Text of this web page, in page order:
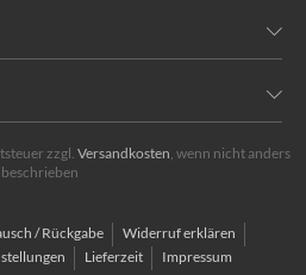
zzgl. Versandkosten, wenn nicht anders
beschrieben
/ Rückgabe
Widerruf erklären
Lieferzeit Impressum